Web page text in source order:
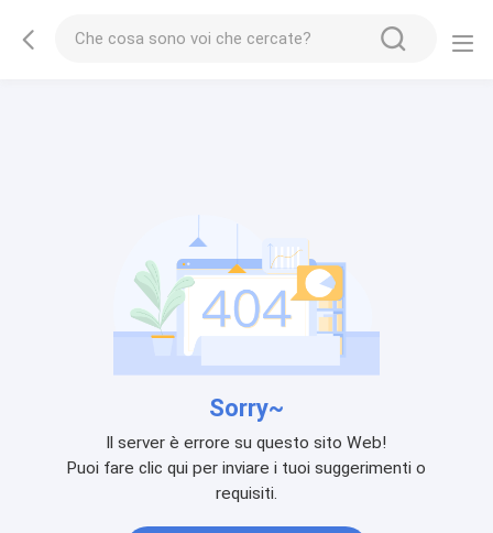
Sorry~
Il server è errore su questo sito Web!
Puoi fare clic qui per inviare i tuoi suggerimenti o
requisiti.